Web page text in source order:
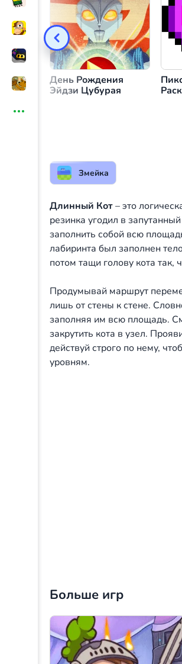
Перечень уровней
Начать игру после
День Рождения
Эйдзи Цубурая
Змейка
Длинный Кот– это
резинка угодил в
заполнить собой всю
лабиринта был заполнен
потом тащи голову кота
Продумывай маршрут
лишь от стены к стене.
заполняя им всю площадь.
закрутить кота в узел.
действуй строго по нему,
уровням.
Больше игр